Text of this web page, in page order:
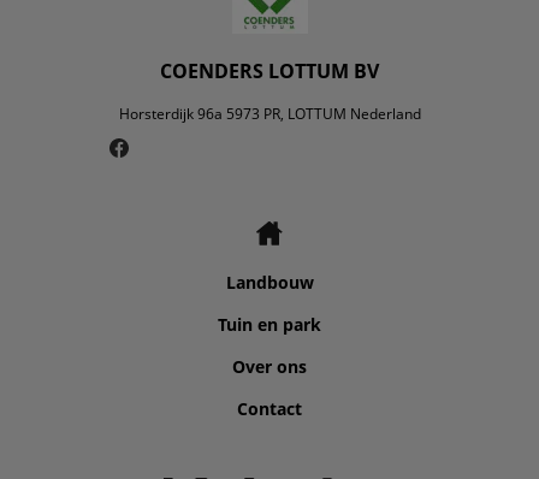
COENDERS LOTTUM BV
Horsterdijk 96a 5973 PR, LOTTUM Nederland
Landbouw
Tuin en park
Over ons
Contact